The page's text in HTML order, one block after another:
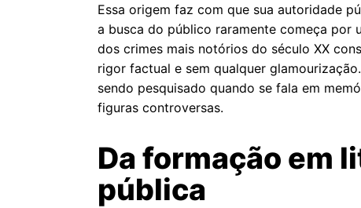
Essa origem faz com que sua autoridade
a busca do público raramente começa por
dos crimes mais notórios do século XX
rigor factual e sem qualquer
sendo pesquisado quando se fala em
figuras controversas.
Da formação em
pública